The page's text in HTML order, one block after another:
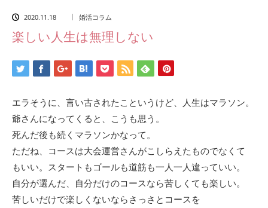
2020.11.18 婚活コラム
楽しい人生は無理しない
エラそうに、言い古されたこというけど、人生はマラソン。
爺さんになってくると、こうも思う。
死んだ後も続くマラソンかなって。
ただね、コースは大会運営さんがこしらえたものでなくて
もいい。スタートもゴールも道筋も一人一人違っていい。
自分が選んだ、自分だけのコースなら苦しくても楽しい。
苦しいだけで楽しくないならさっさとコースを